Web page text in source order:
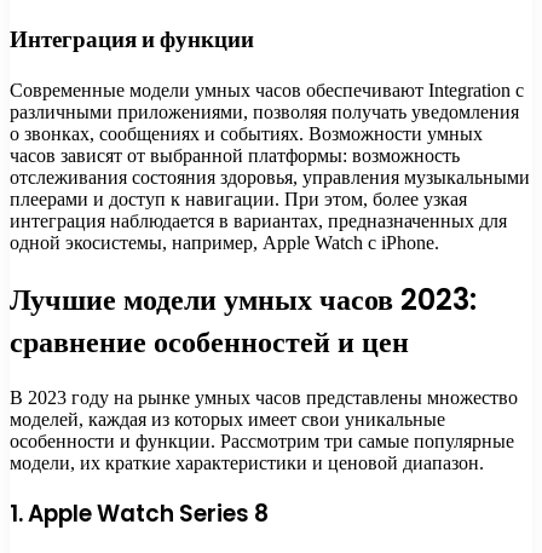
Интеграция и функции
Современные модели умных часов обеспечивают Integration с
различными приложениями, позволяя получать уведомления
о звонках, сообщениях и событиях. Возможности умных
часов зависят от выбранной платформы: возможность
отслеживания состояния здоровья, управления музыкальными
плеерами и доступ к навигации. При этом, более узкая
интеграция наблюдается в вариантах, предназначенных для
одной экосистемы, например, Apple Watch с iPhone.
Лучшие модели умных часов 2023:
сравнение особенностей и цен
В 2023 году на рынке умных часов представлены множество
моделей, каждая из которых имеет свои уникальные
особенности и функции. Рассмотрим три самые популярные
модели, их краткие характеристики и ценовой диапазон.
1. Apple Watch Series 8